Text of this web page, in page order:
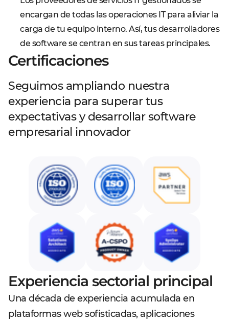
encargan de todas las operaciones IT para aliviar la
carga de tu equipo interno. Así, tus desarrolladores
de software se centran en sus tareas principales.
Certificaciones
Seguimos ampliando nuestra
experiencia para superar tus
expectativas y desarrollar software
empresarial innovador
Experiencia sectorial principal
Una década de experiencia acumulada en
plataformas web sofisticadas, aplicaciones